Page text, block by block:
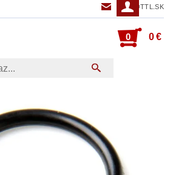
TTL@TTL.SK
0 0 €